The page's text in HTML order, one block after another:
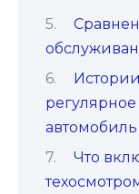
автомобиль
Что